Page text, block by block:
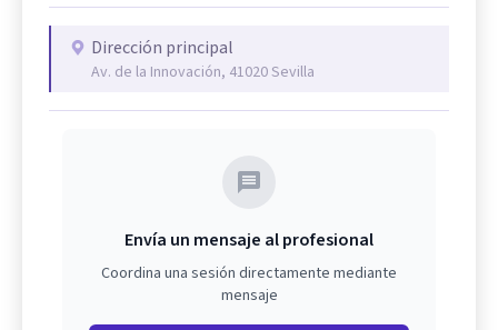
Dirección principal
Av. de la Innovación, 41020 Sevilla
Envía un mensaje al profesional
Coordina una sesión directamente mediante
mensaje